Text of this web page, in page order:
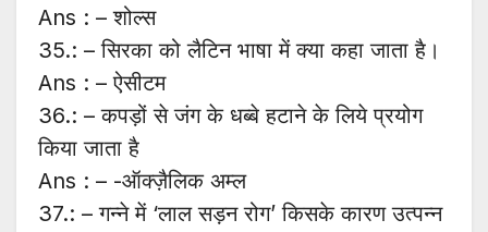
Ans : – शोल्स
35.: – सिरका को लैटिन भाषा में क्या कहा जाता है।
Ans : – ऐसीटम
36.: – कपड़ों से जंग के धब्बे हटाने के लिये प्रयोग
किया जाता है
Ans : – -ऑक्ज़ैलिक अम्ल
37.: – गन्ने में ‘लाल सड़न रोग’ किसके कारण उत्पन्न